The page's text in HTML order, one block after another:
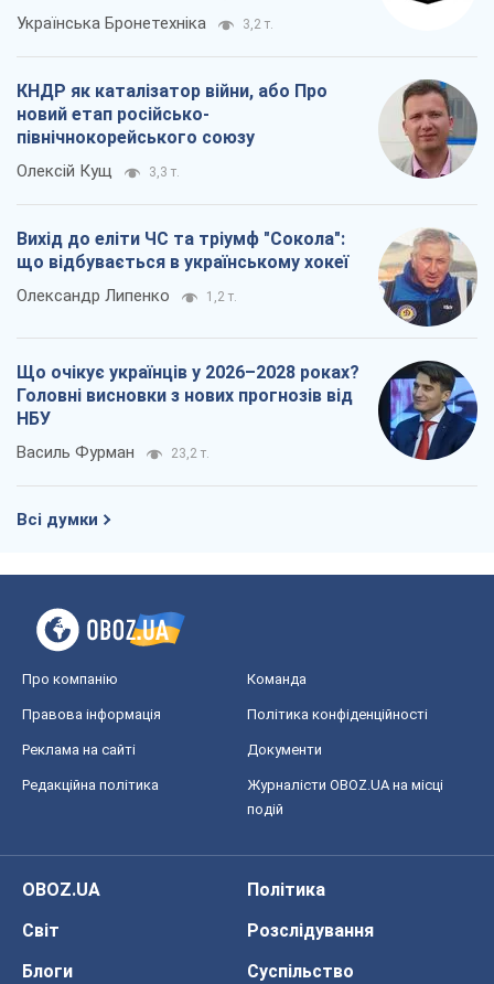
Українська Бронетехніка 3,2 т.
КНДР як каталізатор війни, або Про
новий етап російсько-
північнокорейського союзу
Олексій Кущ 3,3 т.
Вихід до еліти ЧС та тріумф "Сокола":
що відбувається в українському хокеї
Олександр Липенко 1,2 т.
Що очікує українців у 2026–2028 роках?
Головні висновки з нових прогнозів від
НБУ
Василь Фурман 23,2 т.
Всі думки
Про компанію Команда
Правова інформація Політика конфіденційності
Реклама на сайті Документи
Редакційна політика
Журналісти OBOZ.UA на місці
подій
OBOZ.UA
Політика
Світ
Розслідування
Блоги
Суспільство